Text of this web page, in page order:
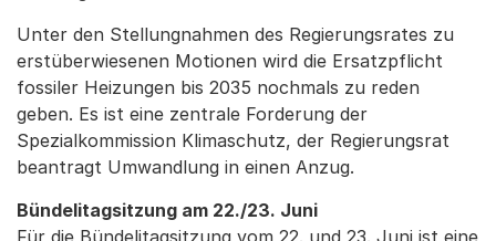
Unter den Stellungnahmen des Regierungsrates zu
erstüberwiesenen Motionen wird die Ersatzpflicht
fossiler Heizungen bis 2035 nochmals zu reden
geben. Es ist eine zentrale Forderung der
Spezialkommission Klimaschutz, der Regierungsrat
beantragt Umwandlung in einen Anzug.
Bündelitagsitzung am 22./23. Juni
Für die Bündelitagsitzung vom 22. und 23. Juni ist eine